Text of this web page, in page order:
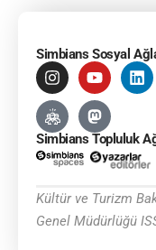
Simbians Sosyal
Simbians Topluluk
Kültür ve Turizm
Genel Müdürlüğü